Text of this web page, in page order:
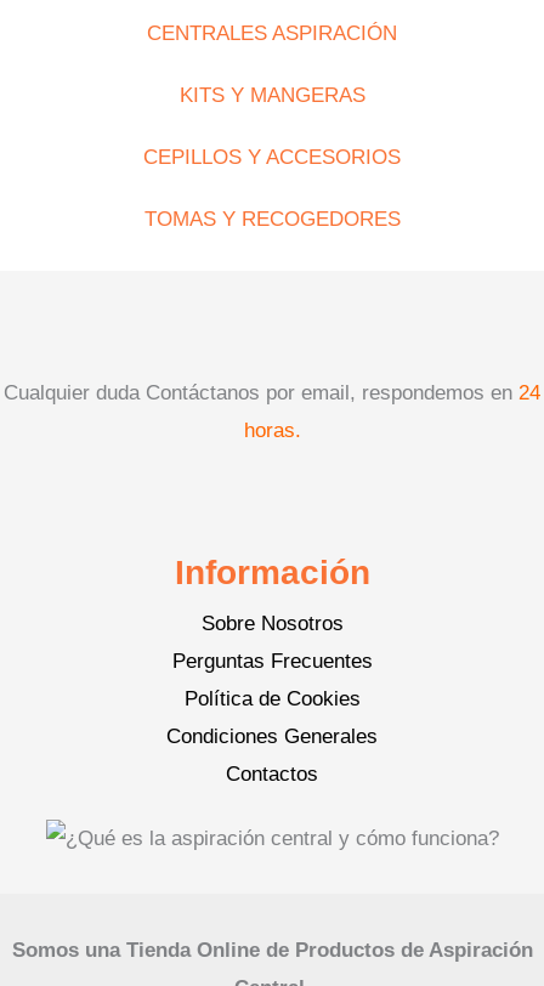
CENTRALES ASPIRACIÓN
KITS Y MANGERAS
CEPILLOS Y ACCESORIOS
TOMAS Y RECOGEDORES
Cualquier duda Contáctanos por email, respondemos en 24
horas.
Información
Sobre Nosotros
Perguntas Frecuentes
Política de Cookies
Condiciones Generales
Contactos
Somos una Tienda Online de Productos de Aspiración